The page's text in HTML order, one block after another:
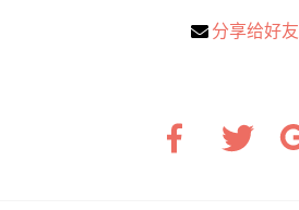
分享给好友